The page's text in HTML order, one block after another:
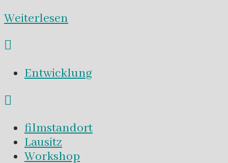
Weiterlesen
Entwicklung
filmstandort
Lausitz
Workshop